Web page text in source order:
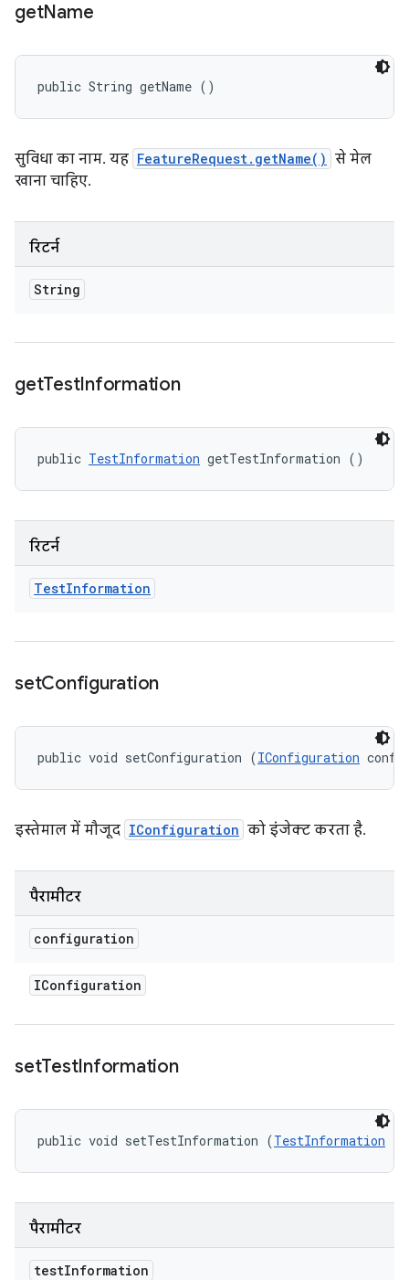
getName
public String getName ()
सुविधा का नाम. यह FeatureRequest.getName() से मेल
खाना चाहिए.
रिटर्न
String
getTestInformation
public TestInformation getTestInformation ()
रिटर्न
TestInformation
setConfiguration
public void setConfiguration (IConfiguration
इस्तेमाल में मौजूद IConfiguration को इंजेक्ट करता है.
पैरामीटर
configuration
IConfiguration
setTestInformation
public void setTestInformation (TestInformation
पैरामीटर
testInformation